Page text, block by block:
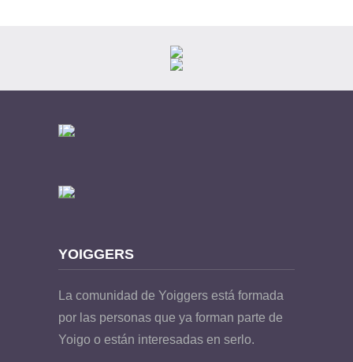
YOIGGERS
La comunidad de Yoiggers está formada
por las personas que ya forman parte de
Yoigo o están interesadas en serlo.